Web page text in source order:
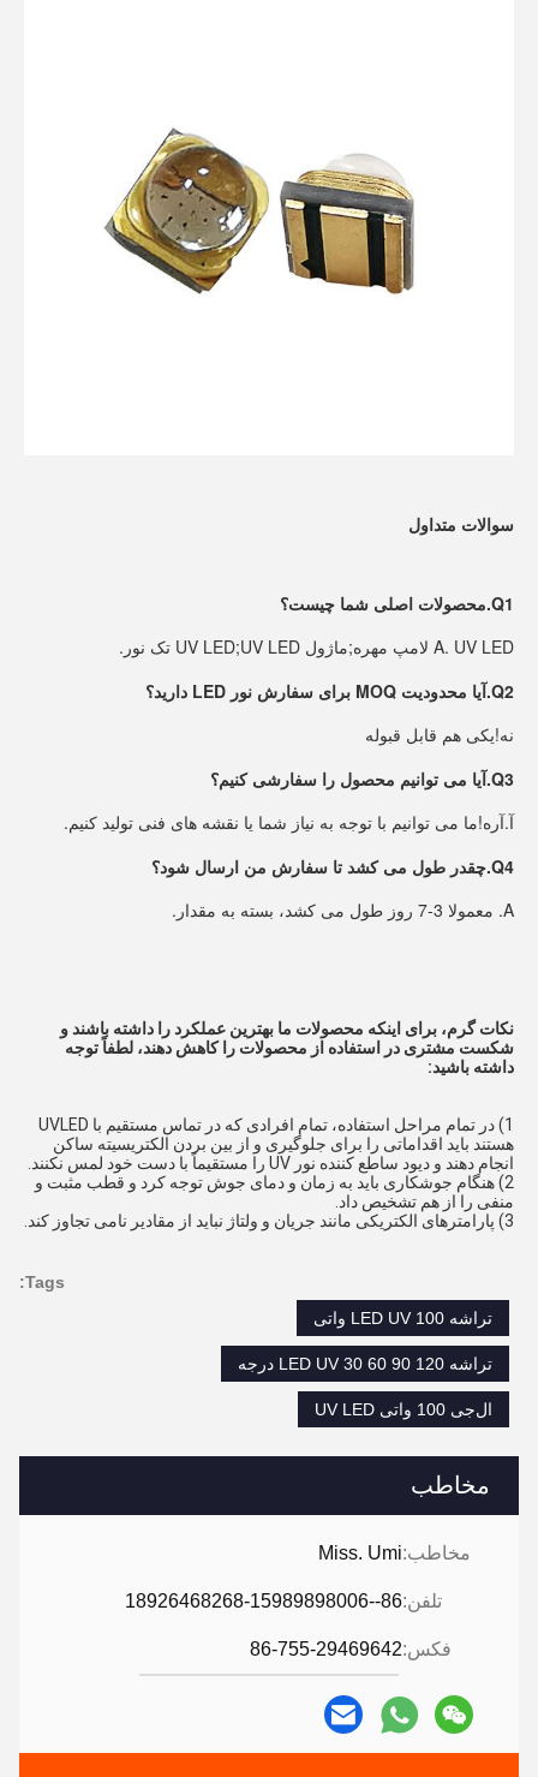
مخاطب
مخاطب:Miss. Umi
تلفن:86--18926468268-15989898006
فکس:86-755-29469642
سوالات متداول
Q1.محصولات اصلی شما چیست؟
A. UV LED لامپ مهره;ماژول UV LED;UV LED تک نور.
Q2.آیا محدودیت MOQ برای سفارش نور LED دارید؟
نه!یکی هم قابل قبوله
Q3.آیا می توانیم محصول را سفارشی کنیم؟
آ.آره!ما می توانیم با توجه به نیاز شما یا نقشه های فنی تولید کنیم.
Q4.چقدر طول می کشد تا سفارش من ارسال شود؟
A. معمولا 3-7 روز طول می کشد، بسته به مقدار.
داشته باشید:
انجام دهند و دیود ساطع کننده نور UV را مستقیماً با دست خود لمس نکنند.
منفی را از هم تشخیص داد.
3) پارامترهای الکتریکی مانند جریان و ولتاژ نباید از مقادیر نامی تجاوز کند.
Tags:
تراشه LED UV 100 واتی
تراشه LED UV 30 60 90 120 درجه
ال‌جی 100 واتی UV LED